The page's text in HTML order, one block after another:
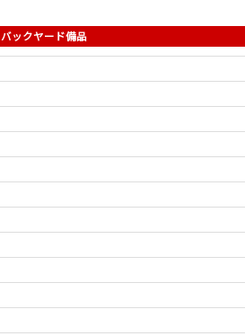
バックヤード備品